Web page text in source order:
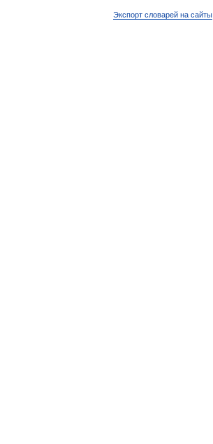
Экспорт словарей на сайты